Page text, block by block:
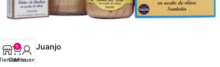
Anchoas Juanjo
0
Carrito
Mi cuenta